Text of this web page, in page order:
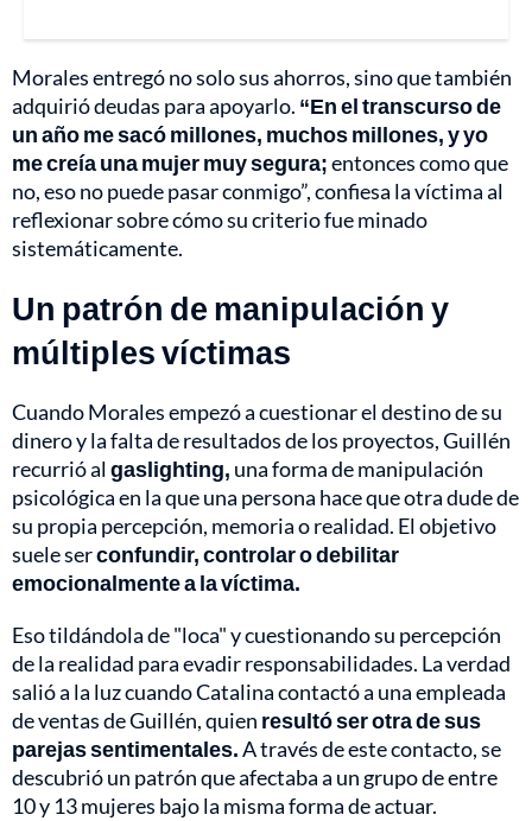
Morales entregó no solo sus ahorros, sino que también
adquirió deudas para apoyarlo. “En el transcurso de
un año me sacó millones, muchos millones, y yo
me creía una mujer muy segura;entonces como que
no, eso no puede pasar conmigo”, confiesa la víctima al
reflexionar sobre cómo su criterio fue minado
sistemáticamente.
Un patrón de manipulación y
múltiples víctimas
Cuando Morales empezó a cuestionar el destino de su
dinero y la falta de resultados de los proyectos, Guillén
recurrió algaslighting, una forma de manipulación
psicológica en la que una persona hace que otra dude de
su propia percepción, memoria o realidad. El objetivo
suele serconfundir, controlar o debilitar
emocionalmente a la víctima.
Eso tildándola de "loca" y cuestionando su percepción
de la realidad para evadir responsabilidades. La verdad
salió a la luz cuando Catalina contactó a una empleada
de ventas de Guillén, quien resultó ser otra de sus
parejas sentimentales.A través de este contacto, se
descubrió un patrón que afectaba a un grupo de entre
10 y 13 mujeres bajo la misma forma de actuar.